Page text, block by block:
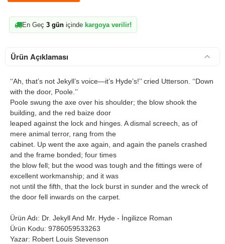
En Geç 3 gün içinde kargoya verilir!
Ürün Açıklaması
‘‘Ah, that’s not Jekyll’s voice—it’s Hyde’s!’’ cried Utterson. ‘‘Down
with the door, Poole.’’
Poole swung the axe over his shoulder; the blow shook the
building, and the red baize door
leaped against the lock and hinges. A dismal screech, as of
mere animal terror, rang from the
cabinet. Up went the axe again, and again the panels crashed
and the frame bonded; four times
the blow fell; but the wood was tough and the fittings were of
excellent workmanship; and it was
not until the fifth, that the lock burst in sunder and the wreck of
the door fell inwards on the carpet.
Ürün Adı: Dr. Jekyll And Mr. Hyde - İngilizce Roman
Ürün Kodu: 9786059533263
Yazar: Robert Louis Stevenson